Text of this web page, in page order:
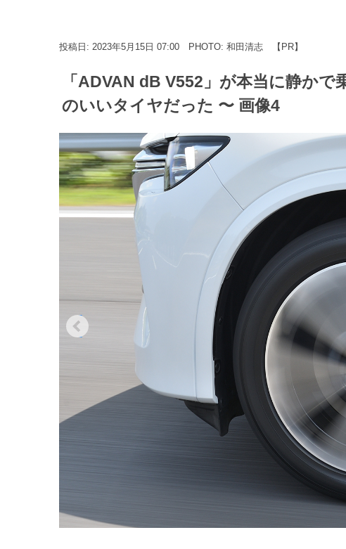
投稿日: 2023年5月15日 07:00 PHOTO: 和田清志 【PR】
「ADVAN dB V552」が本当に静か
のいいタイヤだった 〜 画像4